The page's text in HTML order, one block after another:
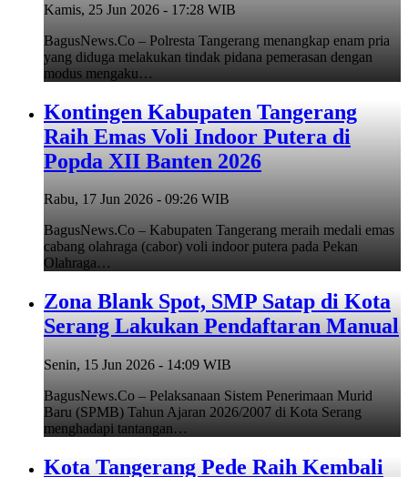
Kamis, 25 Jun 2026 - 17:28 WIB
BagusNews.Co – Polresta Tangerang menangkap enam pria
yang diduga melakukan tindak pidana pemerasan dengan
modus mengaku…
Kontingen Kabupaten Tangerang
Raih Emas Voli Indoor Putera di
Popda XII Banten 2026
Rabu, 17 Jun 2026 - 09:26 WIB
BagusNews.Co – Kabupaten Tangerang meraih medali emas
cabang olahraga (cabor) voli indoor putera pada Pekan
Olahraga…
Zona Blank Spot, SMP Satap di Kota
Serang Lakukan Pendaftaran Manual
Senin, 15 Jun 2026 - 14:09 WIB
BagusNews.Co – Pelaksanaan Sistem Penerimaan Murid
Baru (SPMB) Tahun Ajaran 2026/2007 di Kota Serang
menghadapi tantangan…
Kota Tangerang Pede Raih Kembali